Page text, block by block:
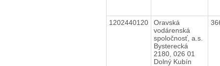
1202440120
Oravská
vodárenská
spoločnosť, a.s.
Bysterecká
2180, 026 01
Dolný Kubín